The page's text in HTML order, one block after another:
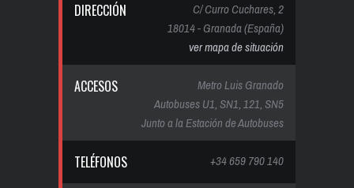
DIRECCIÓN
C/ Curro Cuchares, 2
18014 - Granada (España)
ver mapa de situación
ACCESOS
Metro Luis Granado
Autobuses U1, SN1, 121, SN5
Junto a la Estación de Autobuses
TELÉFONOS +34 659 790 140